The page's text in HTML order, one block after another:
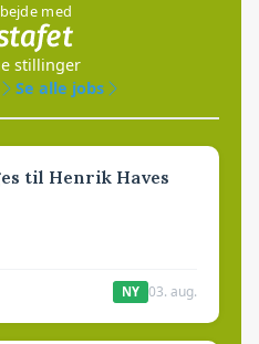
med
stillinger
Se alle jobs
til Henrik Haves
NY 03. aug.